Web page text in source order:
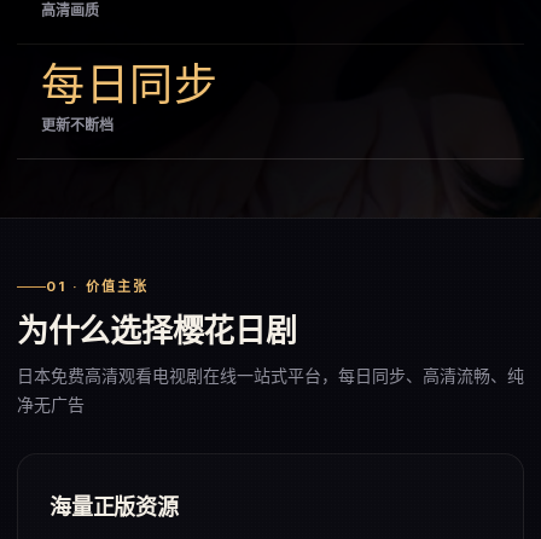
高清画质
每日同步
更新不断档
01 · 价值主张
为什么选择樱花日剧
日本免费高清观看电视剧在线一站式平台，每日同步、高清流畅、纯
净无广告
海量正版资源